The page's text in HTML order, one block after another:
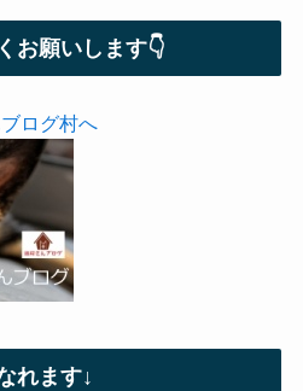
お願いします👇
れます↓